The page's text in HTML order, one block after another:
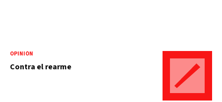
OPINIÓN
Contra el rearme